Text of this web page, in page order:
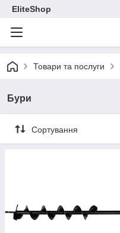
EliteShop
Товари та послуги
Бури
Сортування